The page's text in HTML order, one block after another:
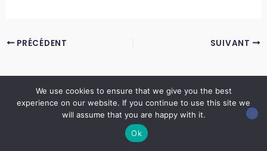
PRÉCÉDENT SUIVANT
Copyright © 2026 LES ANNALES DES MINES | Powered byThème WordPress Astra
We use cookies to ensure that we give you the best
experience on our website. If you continue to use this site we
will assume that you are happy with it.
Ok